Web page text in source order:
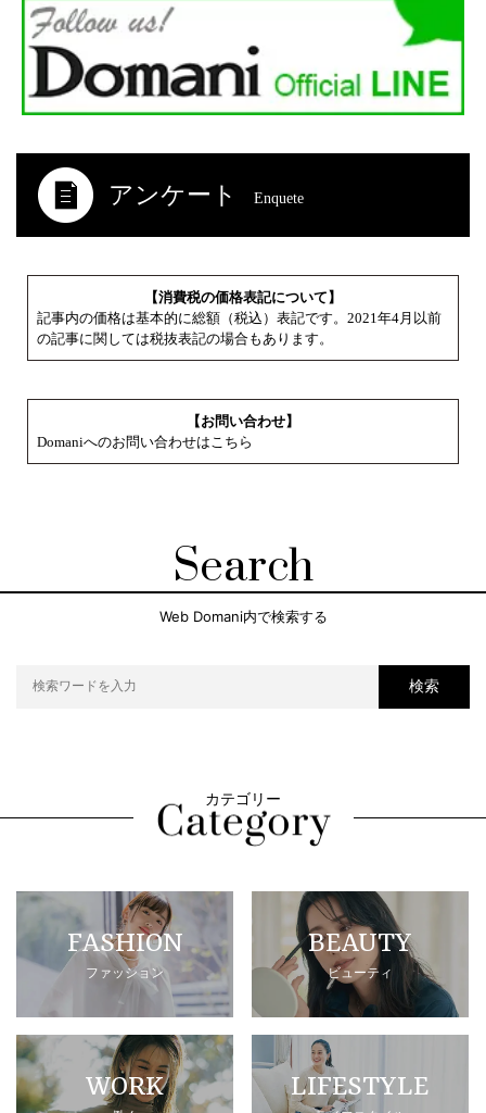
アンケート Enquete
【消費税の価格表記について】
記事内の価格は基本的に総額（税込）表記です。2021年4月以前
の記事に関しては税抜表記の場合もあります。
【お問い合わせ】
Domaniへのお問い合わせはこちら
Search
Web Domani内で検索する
検索
カテゴリー
FASHION
ファッション
BEAUTY
ビューティ
WORK LIFESTYLE